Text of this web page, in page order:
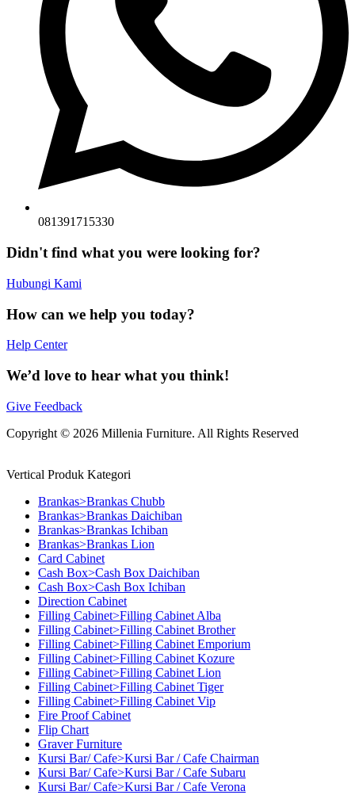
081391715330
Didn't find what you were looking for?
Hubungi Kami
How can we help you today?
Help Center
We’d love to hear what you think!
Give Feedback
Copyright © 2026 Millenia Furniture. All Rights Reserved
Vertical Produk Kategori
Brankas>Brankas Chubb
Brankas>Brankas Daichiban
Brankas>Brankas Ichiban
Brankas>Brankas Lion
Card Cabinet
Cash Box>Cash Box Daichiban
Cash Box>Cash Box Ichiban
Direction Cabinet
Filling Cabinet>Filling Cabinet Alba
Filling Cabinet>Filling Cabinet Brother
Filling Cabinet>Filling Cabinet Emporium
Filling Cabinet>Filling Cabinet Kozure
Filling Cabinet>Filling Cabinet Lion
Filling Cabinet>Filling Cabinet Tiger
Filling Cabinet>Filling Cabinet Vip
Fire Proof Cabinet
Flip Chart
Graver Furniture
Kursi Bar/ Cafe>Kursi Bar / Cafe Chairman
Kursi Bar/ Cafe>Kursi Bar / Cafe Subaru
Kursi Bar/ Cafe>Kursi Bar / Cafe Verona